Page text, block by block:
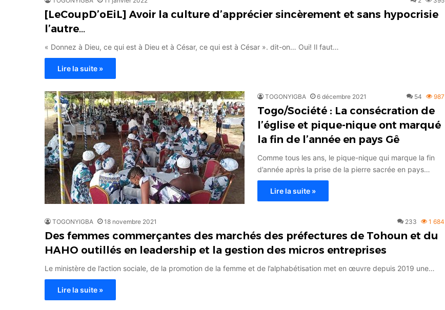
[LeCoupD’oEiL] Avoir la culture d’apprécier sincèrement et sans hypocrisie
l’autre…
« Donnez à Dieu, ce qui est à Dieu et à César, ce qui est à César ». dit-on… Oui! Il faut…
Lire la suite »
TOGONYIGBA 6 décembre 2021 54 987
Togo/Société : La consécration de
l’église et pique-nique ont marqué
la fin de l’année en pays Gê
Comme tous les ans, le pique-nique qui marque la fin
d’année après la prise de la pierre sacrée en pays…
Lire la suite »
TOGONYIGBA 18 novembre 2021 233 1 684
Des femmes commerçantes des marchés des préfectures de Tohoun et du
HAHO outillés en leadership et la gestion des micros entreprises
Le ministère de l’action sociale, de la promotion de la femme et de l’alphabétisation met en œuvre depuis 2019 une…
Lire la suite »